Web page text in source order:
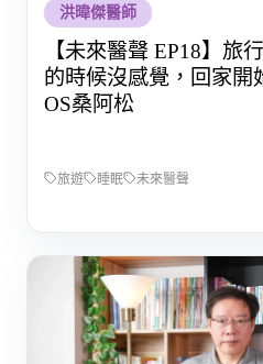
洪暐傑醫師
【未來醫聲 EP18】旅
的時候沒感覺，回家開
OS桑阿松
旅遊 睡眠 未來醫聲